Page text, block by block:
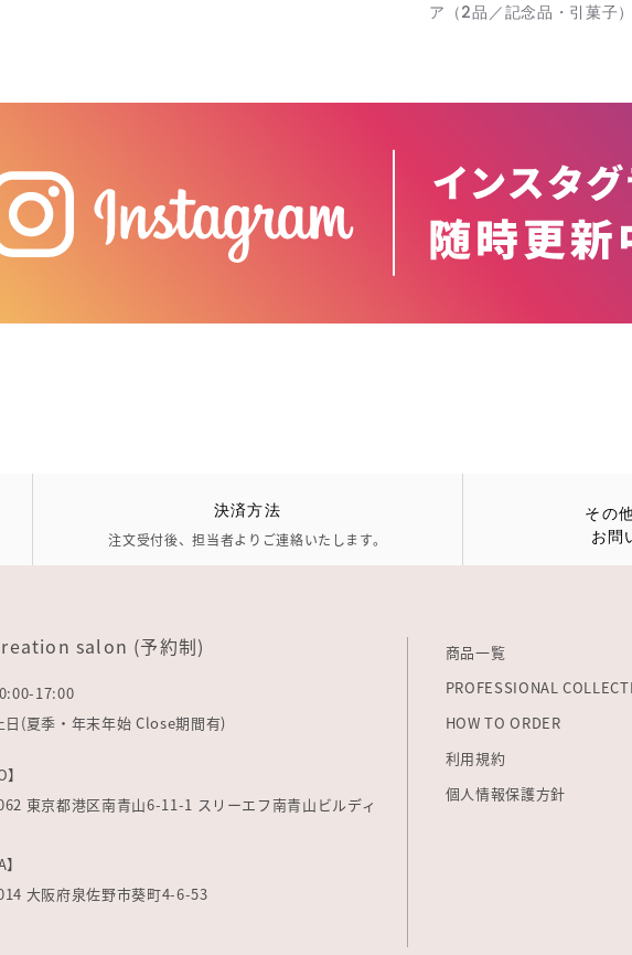
ア（2品／記念品・引菓子）
決済方法
注文受付後、担当者よりご連絡いたします。
その
お問
salon (予約制)
17:00
(夏季・年末年始 Close期間有)
東京都港区南青山6-11-1 スリーエフ南青山ビルディ
大阪府泉佐野市葵町4-6-53
商品一覧
PROFESSIONAL
HOW TO ORDER
利用規約
個人情報保護方針